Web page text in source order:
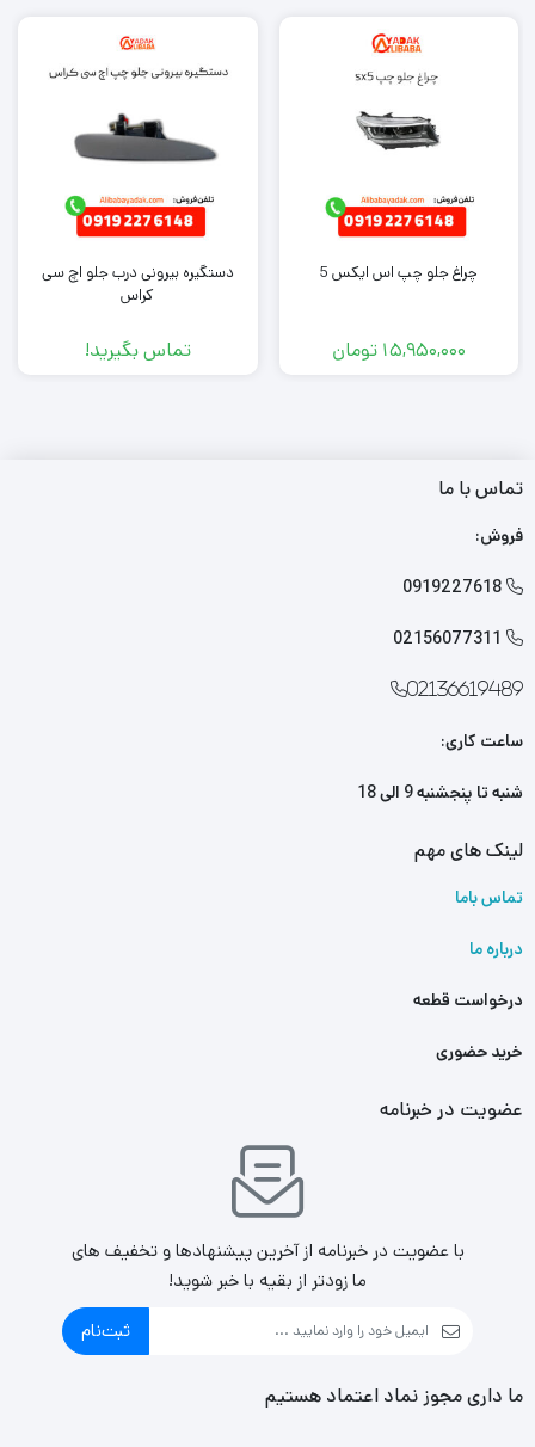
چراغ جلو چپ اس ایکس 5
15,950,000 تومان
دستگیره بیرونی درب جلو اچ سی
کراس
تماس بگیرید!
تماس با ما
فروش:

0919227618

02156077311
02136619489
ساعت کاری:
شنبه تا پنجشنبه 9 الی 18
لینک های مهم
تماس باما
درباره ما
درخواست قطعه
خرید حضوری
عضویت در خبرنامه
با عضویت در خبرنامه از آخرین پیشنهادها و تخفیف های
ما زودتر از بقیه با خبر شوید!
ثبت‌نام
ما داری مجوز نماد اعتماد هستیم